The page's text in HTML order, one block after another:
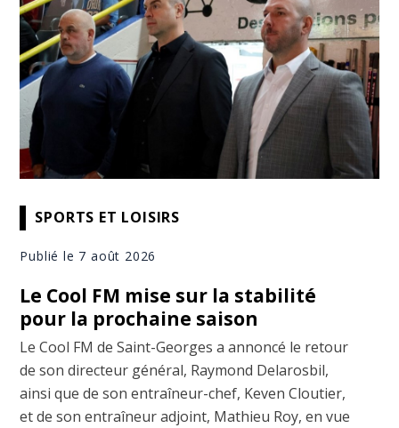
SPORTS ET LOISIRS
Publié le 7 août 2026
Le Cool FM mise sur la stabilité
pour la prochaine saison
Le Cool FM de Saint-Georges a annoncé le retour
de son directeur général, Raymond Delarosbil,
ainsi que de son entraîneur-chef, Keven Cloutier,
et de son entraîneur adjoint, Mathieu Roy, en vue